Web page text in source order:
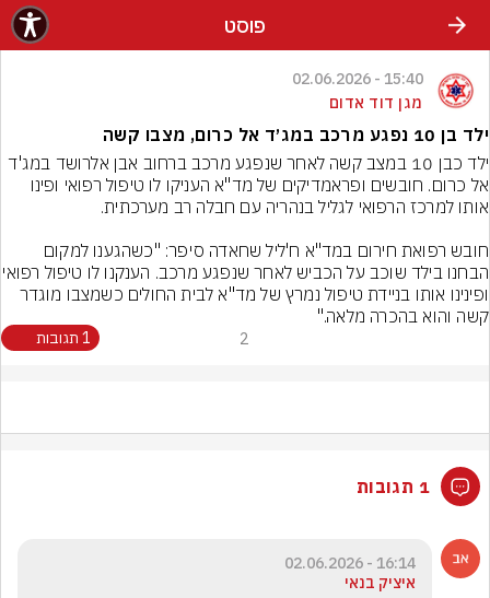
פוסט
15:40 - 02.06.2026
מגן דוד אדום
ילד בן 10 נפגע מרכב במג׳ד אל כרום, מצבו קשה
ילד כבן 10 במצב קשה לאחר שנפגע מרכב ברחוב אבן אלרושד במג'ד
ופינינו אותו בניידת טיפול נמרץ של מד"א לבית החולים כשמצבו מוגדר
קשה והוא בהכרה מלאה."
2 1 תגובות
1 תגובות
16:14 - 02.06.2026
איציק בנאי